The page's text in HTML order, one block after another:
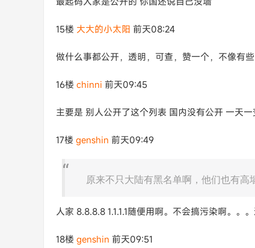
15楼 大大的小太阳 前天08:24
做什么事都公开，透明，可查，赞一个，不像有
16楼 chinni 前天09:45
主要是 别人公开了这个列表 国内没有公开 一天一
17楼 genshin 前天09:49
原来不只大陆有黑名单啊，他们也有高
人家 8.8.8.8 1.1.1.1随便用啊。不会搞污染啊。。
18楼 genshin 前天09:51